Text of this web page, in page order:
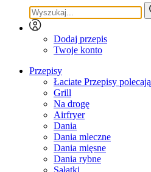
Dodaj przepis
Twoje konto
Przepisy
Łaciate Przepisy polecają
Grill
Na drogę
Airfryer
Dania
Dania mleczne
Dania mięsne
Dania rybne
Sałatki